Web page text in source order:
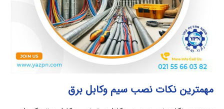
مهمترین نکات نصب سیم وکابل برق